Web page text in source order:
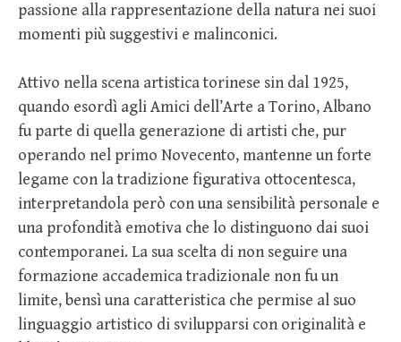
passione alla rappresentazione della natura nei suoi
momenti più suggestivi e malinconici.
Attivo nella scena artistica torinese sin dal 1925,
quando esordì agli Amici dell’Arte a Torino, Albano
fu parte di quella generazione di artisti che, pur
operando nel primo Novecento, mantenne un forte
legame con la tradizione figurativa ottocentesca,
interpretandola però con una sensibilità personale e
una profondità emotiva che lo distinguono dai suoi
contemporanei. La sua scelta di non seguire una
formazione accademica tradizionale non fu un
limite, bensì una caratteristica che permise al suo
linguaggio artistico di svilupparsi con originalità e